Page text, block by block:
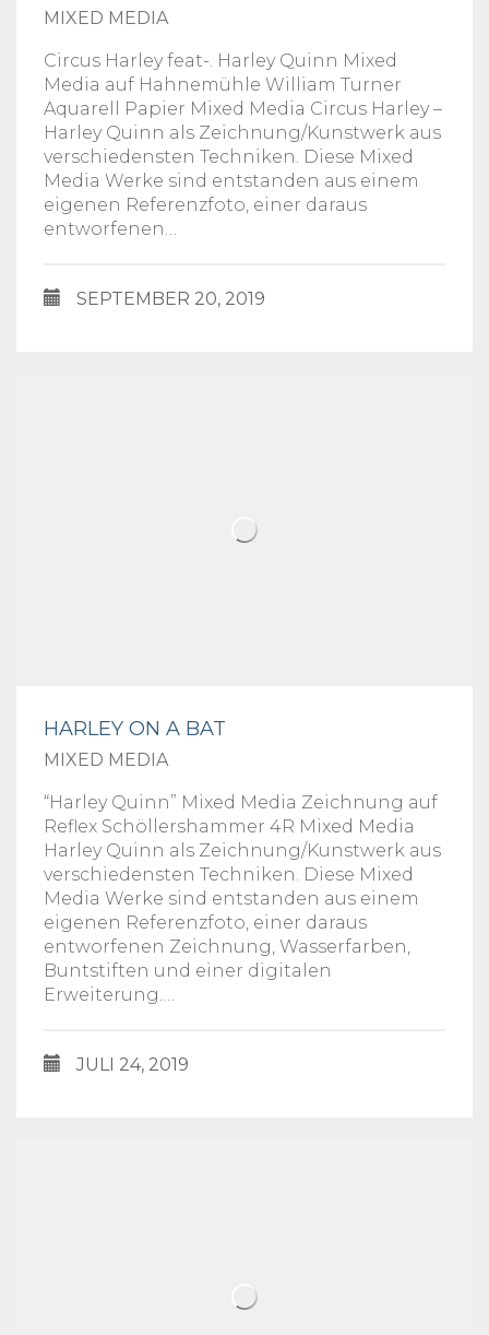
MIXED MEDIA
Circus Harley feat-. Harley Quinn Mixed
Media auf Hahnemühle William Turner
Aquarell Papier Mixed Media Circus Harley –
Harley Quinn als Zeichnung/Kunstwerk aus
verschiedensten Techniken. Diese Mixed
Media Werke sind entstanden aus einem
eigenen Referenzfoto, einer daraus
entworfenen…
SEPTEMBER 20, 2019
HARLEY ON A BAT
MIXED MEDIA
“Harley Quinn” Mixed Media Zeichnung auf
Reflex Schöllershammer 4R Mixed Media
Harley Quinn als Zeichnung/Kunstwerk aus
verschiedensten Techniken. Diese Mixed
Media Werke sind entstanden aus einem
eigenen Referenzfoto, einer daraus
entworfenen Zeichnung, Wasserfarben,
Buntstiften und einer digitalen
Erweiterung.…
JULI 24, 2019